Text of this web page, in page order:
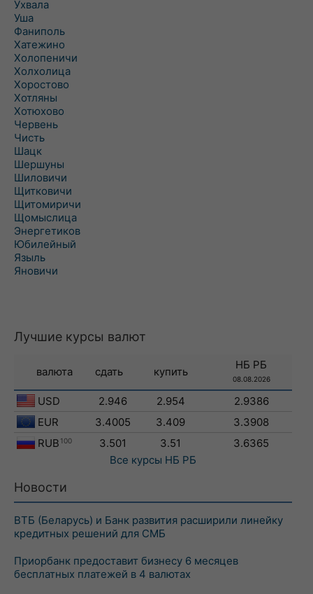
Ухвала
Уша
Фаниполь
Хатежино
Холопеничи
Холхолица
Хоростово
Хотляны
Хотюхово
Червень
Чисть
Шацк
Шершуны
Шиловичи
Щитковичи
Щитомиричи
Щомыслица
Энергетиков
Юбилейный
Языль
Яновичи
Лучшие курсы валют
валюта сдать купить
НБ РБ
08.08.2026
USD 2.946 2.954
2.9386
EUR
3.4005 3.409
3.3908
RUB 100 3.501 3.51
3.6365
Все курсы НБ РБ
Новости
ВТБ (Беларусь) и Банк развития расширили линейку
кредитных решений для СМБ
Приорбанк предоставит бизнесу 6 месяцев
бесплатных платежей в 4 валютах